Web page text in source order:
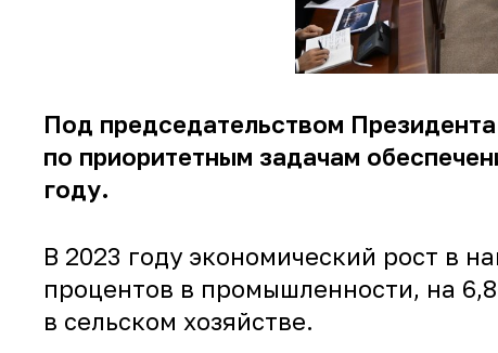
Под председательством
по приоритетным задачам
году.
В 2023 году экономический рост в
процентов в промышленности, на
в сельском хозяйстве.